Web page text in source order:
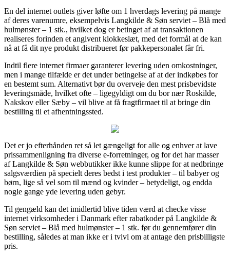
En del internet outlets giver løfte om 1 hverdags levering på mange
af deres varenumre, eksempelvis Langkilde & Søn serviet – Blå med
hulmønster – 1 stk., hvilket dog er betinget af at transaktionen
realiseres forinden et angivent klokkeslæt, med det formål at de kan
nå at få dit nye produkt distribueret før pakkepersonalet får fri.
Indtil flere internet firmaer garanterer levering uden omkostninger,
men i mange tilfælde er det under betingelse af at der indkøbes for
en bestemt sum. Alternativt bør du overveje den mest prisbevidste
leveringsmåde, hvilket ofte – ligegyldigt om du bor nær Roskilde,
Nakskov eller Sæby – vil blive at få fragtfirmaet til at bringe din
bestilling til et afhentningssted.
Det er jo efterhånden ret så let gængeligt for alle og enhver at lave
prissammenligning fra diverse e-forretninger, og for det har masser
af Langkilde & Søn webbutikker ikke kunne slippe for at nedbringe
salgsværdien på specielt deres bedst i test produkter – til babyer og
børn, lige så vel som til mænd og kvinder – betydeligt, og endda
nogle gange yde levering uden gebyr.
Til gengæld kan det imidlertid blive tiden værd at checke visse
internet virksomheder i Danmark efter rabatkoder på Langkilde &
Søn serviet – Blå med hulmønster – 1 stk. før du gennemfører din
bestilling, således at man ikke er i tvivl om at antage den prisbilligste
pris.